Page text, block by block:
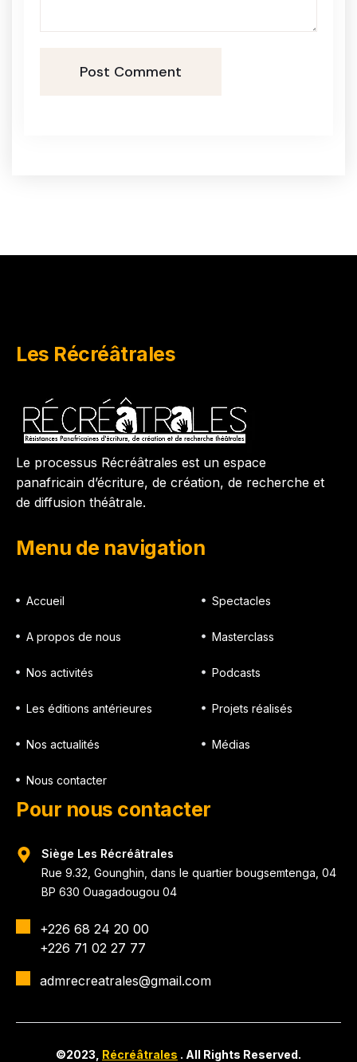
Post Comment
Les Récréâtrales
Le processus Récréâtrales est un espace
panafricain d’écriture, de création, de recherche et
de diffusion théâtrale.
Menu de navigation
Accueil
A propos de nous
Nos activités
Les éditions antérieures
Nos actualités
Nous contacter
Spectacles
Masterclass
Podcasts
Projets réalisés
Médias
Pour nous contacter
Siège Les Récréâtrales
Rue 9.32, Gounghin, dans le quartier bougsemtenga, 04
BP 630 Ouagadougou 04
+226 68 24 20 00
+226 71 02 27 77
admrecreatrales@gmail.com
©2023, Récréâtrales . All Rights Reserved.